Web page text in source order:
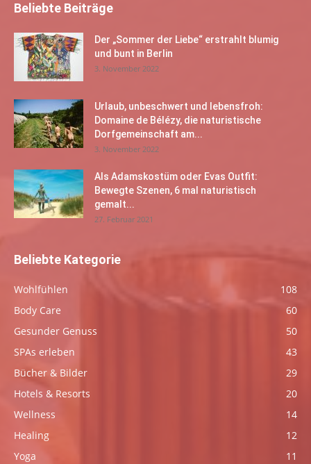
Beliebte Beiträge
Der „Sommer der Liebe“ erstrahlt blumig
und bunt in Berlin
3. November 2022
Urlaub, unbeschwert und lebensfroh:
Domaine de Bélézy, die naturistische
Dorfgemeinschaft am...
3. November 2022
Als Adamskostüm oder Evas Outfit:
Bewegte Szenen, 6 mal naturistisch
gemalt...
27. Februar 2021
Beliebte Kategorie
Wohlfühlen
108
Body Care
60
Gesunder Genuss
50
SPAs erleben
43
Bücher & Bilder
29
Hotels & Resorts
20
Wellness
14
Healing
12
Yoga
11